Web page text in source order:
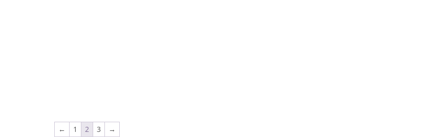
← 1 2 3 →